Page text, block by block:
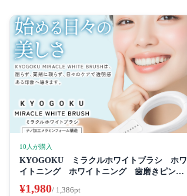
10人が購入
KYOGOKU ミラクルホワイトブラシ ホワ
イトニング ホワイトニング 歯磨きピンク
き粉き 歯磨き粉 セルフホワイトニング
¥1,980/ 1,386pt